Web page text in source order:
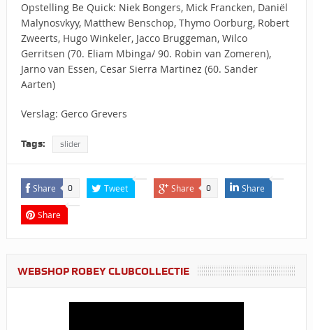
Opstelling Be Quick: Niek Bongers, Mick Francken, Daniël
Malynosvkyy, Matthew Benschop, Thymo Oorburg, Robert
Zweerts, Hugo Winkeler, Jacco Bruggeman, Wilco
Gerritsen (70. Eliam Mbinga/ 90. Robin van Zomeren),
Jarno van Essen, Cesar Sierra Martinez (60. Sander
Aarten)
Verslag: Gerco Grevers
Tags: slider
Share 0 Tweet Share 0 Share
Share
WEBSHOP ROBEY CLUBCOLLECTIE